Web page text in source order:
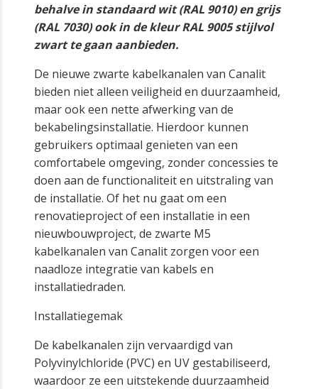
behalve in standaard wit (RAL 9010) en grijs
(RAL 7030) ook in de kleur RAL 9005 stijlvol
zwart te gaan aanbieden.
De nieuwe zwarte kabelkanalen van Canalit
bieden niet alleen veiligheid en duurzaamheid,
maar ook een nette afwerking van de
bekabelingsinstallatie. Hierdoor kunnen
gebruikers optimaal genieten van een
comfortabele omgeving, zonder concessies te
doen aan de functionaliteit en uitstraling van
de installatie. Of het nu gaat om een
renovatieproject of een installatie in een
nieuwbouwproject, de zwarte M5
kabelkanalen van Canalit zorgen voor een
naadloze integratie van kabels en
installatiedraden.
Installatiegemak
De kabelkanalen zijn vervaardigd van
Polyvinylchloride (PVC) en UV gestabiliseerd,
waardoor ze een uitstekende duurzaamheid